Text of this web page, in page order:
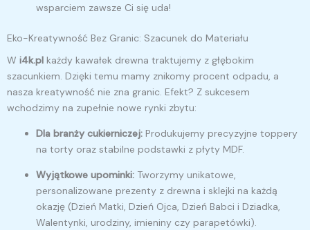
wsparciem zawsze Ci się uda!
Eko-Kreatywność Bez Granic: Szacunek do Materiału
W i4k.pl każdy kawałek drewna traktujemy z głębokim
szacunkiem. Dzięki temu mamy znikomy procent odpadu, a
nasza kreatywność nie zna granic. Efekt? Z sukcesem
wchodzimy na zupełnie nowe rynki zbytu:
Dla branży cukierniczej: Produkujemy precyzyjne toppery
na torty oraz stabilne podstawki z płyty MDF.
Wyjątkowe upominki: Tworzymy unikatowe,
personalizowane prezenty z drewna i sklejki na każdą
okazję (Dzień Matki, Dzień Ojca, Dzień Babci i Dziadka,
Walentynki, urodziny, imieniny czy parapetówki).